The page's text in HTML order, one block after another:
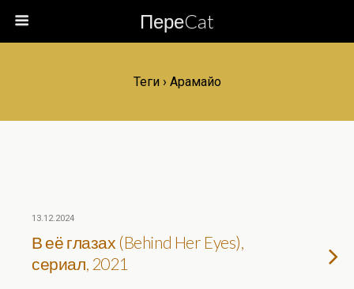
ПереCat
Теги › Арамайо
13.12.2024
В её глазах (Behind Her Eyes),
сериал, 2021